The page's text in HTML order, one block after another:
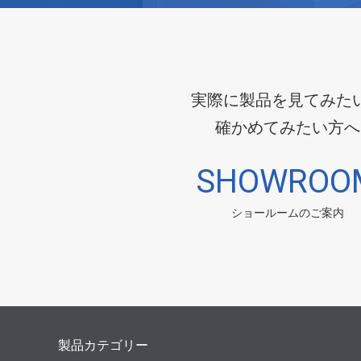
実際に製品を見てみた
確かめてみたい方へ
ショールームのご案内
製品カテゴリー